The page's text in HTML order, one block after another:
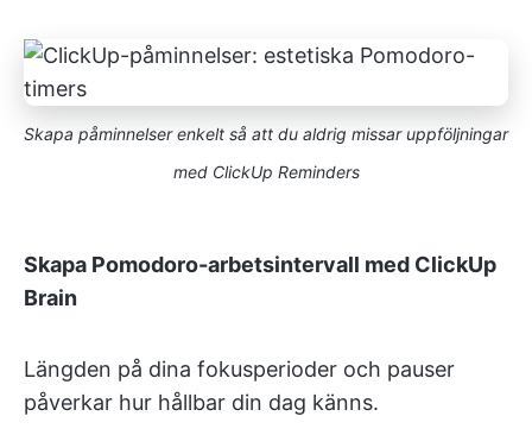
Skapa påminnelser enkelt så att du aldrig missar uppföljningar
med ClickUp Reminders
Skapa Pomodoro-arbetsintervall med ClickUp
Brain
Längden på dina fokusperioder och pauser
påverkar hur hållbar din dag känns.